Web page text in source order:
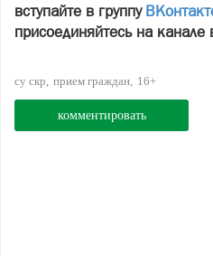
вступайте в группу
присоединяйтесь на канале
су скр прием граждан 16+
комментировать